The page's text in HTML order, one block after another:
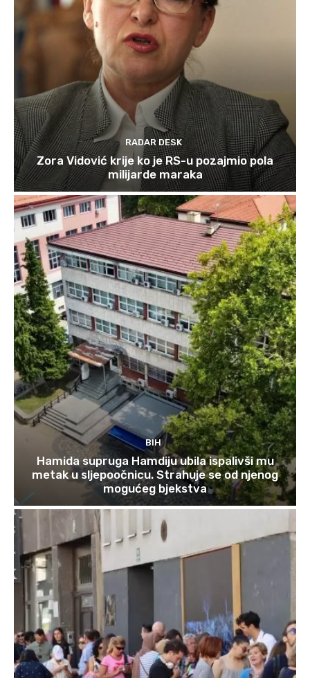
RADAR DESK
Zora Vidović krije ko je RS-u pozajmio pola
milijarde maraka
BIH
Hamida supruga Hamdiju ubila ispalivši mu
metak u sljepoočnicu. Strahuje se od njenog
mogućeg bjekstva